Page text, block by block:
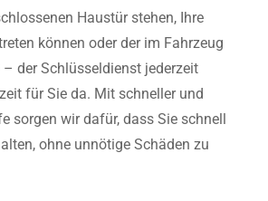
Haustür stehen, Ihre
können oder der im Fahrzeug
der Schlüsseldienst jederzeit
für Sie da. Mit schneller und
sorgen wir dafür, dass Sie schnell
ohne unnötige Schäden zu